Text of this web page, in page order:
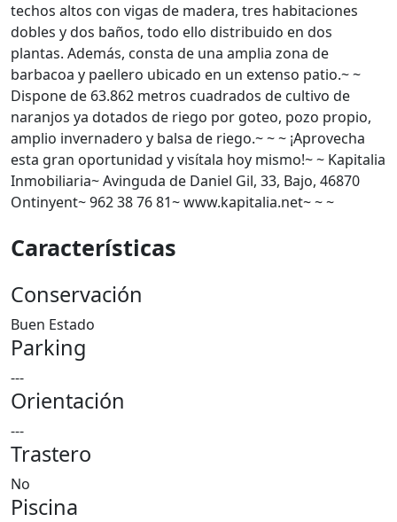
techos altos con vigas de madera, tres habitaciones
dobles y dos baños, todo ello distribuido en dos
plantas. Además, consta de una amplia zona de
barbacoa y paellero ubicado en un extenso patio.~ ~
Dispone de 63.862 metros cuadrados de cultivo de
naranjos ya dotados de riego por goteo, pozo propio,
amplio invernadero y balsa de riego.~ ~ ~ ¡Aprovecha
esta gran oportunidad y visítala hoy mismo!~ ~ Kapitalia
Inmobiliaria~ Avinguda de Daniel Gil, 33, Bajo, 46870
Ontinyent~ 962 38 76 81~ www.kapitalia.net~ ~ ~
Características
Conservación
Buen Estado
Parking
---
Orientación
---
Trastero
No
Piscina